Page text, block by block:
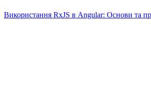
Використання RxJS в Angular: Основи та